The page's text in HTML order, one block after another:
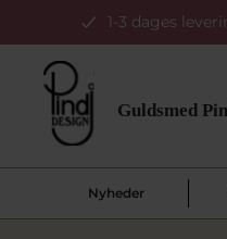
1-3 dages
Nyheder